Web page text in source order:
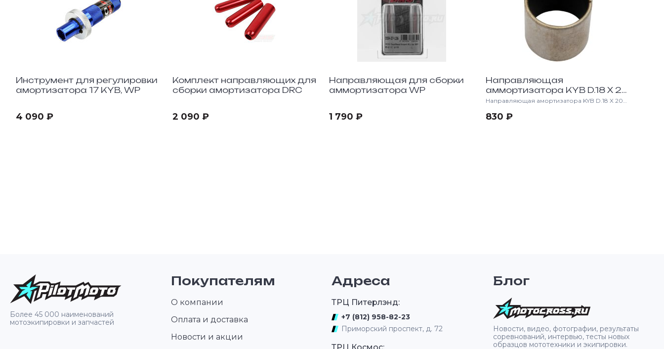
Инструмент для регулировки
амортизатора 17 KYB, WP
4 090 ₽
Комплект направляющих для
сборки амортизатора DRC
2 090 ₽
Направляющая для сборки
аммортизатора WP
1 790 ₽
Направляющая
аммортизатора KYB D.18 X 20
X15
Направляющая амортизатора KYB D.18 X 20
для задних амортизаторов KYB,
830 ₽
Более 45 000 наименований
мотоэкипировки и запчастей
Покупателям
О компании
Оплата и доставка
Новости и акции
Адреса
ТРЦ Питерлэнд:
+7 (812) 958-82-23
Приморский проспект, д. 72
Блог
Новости, видео, фотографии, результаты
соревнований, интервью, тесты новых
образцов мототехники и экипировки.